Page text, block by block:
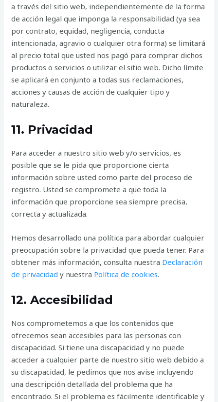
a través del sitio web, independientemente de la forma
de acción legal que imponga la responsabilidad (ya sea
por contrato, equidad, negligencia, conducta
intencionada, agravio o cualquier otra forma) se limitará
al precio total que usted nos pagó para comprar dichos
productos o servicios o utilizar el sitio web. Dicho límite
se aplicará en conjunto a todas sus reclamaciones,
acciones y causas de acción de cualquier tipo y
naturaleza.
11. Privacidad
Para acceder a nuestro sitio web y/o servicios, es
posible que se le pida que proporcione cierta
información sobre usted como parte del proceso de
registro. Usted se compromete a que toda la
información que proporcione sea siempre precisa,
correcta y actualizada.
Hemos desarrollado una política para abordar cualquier
preocupación sobre la privacidad que pueda tener. Para
obtener más información, consulta nuestra Declaración
de privacidad y nuestra Política de cookies.
12. Accesibilidad
Nos comprometemos a que los contenidos que
ofrecemos sean accesibles para las personas con
discapacidad. Si tiene una discapacidad y no puede
acceder a cualquier parte de nuestro sitio web debido a
su discapacidad, le pedimos que nos avise incluyendo
una descripción detallada del problema que ha
encontrado. Si el problema es fácilmente identificable y